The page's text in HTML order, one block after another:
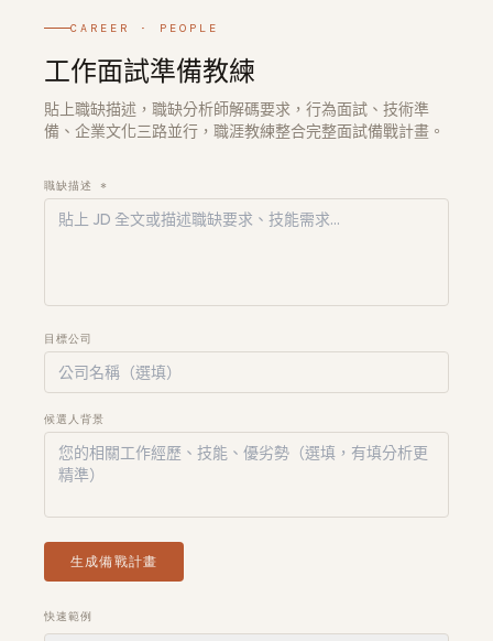
CAREER · PEOPLE
工作面試準備教練
貼上職缺描述，職缺分析師解碼要求，行為面試、技術準
備、企業文化三路並行，職涯教練整合完整面試備戰計畫。
職缺描述 *
目標公司
候選人背景
生成備戰計畫
快速範例